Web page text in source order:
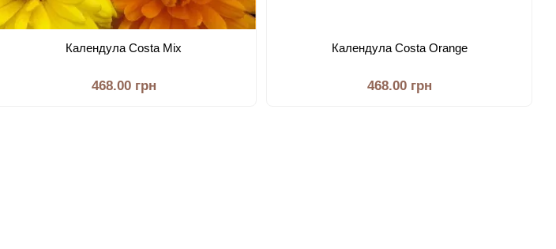
Календула Costa Mix
468.00 грн
Календула Costa Orange
468.00 грн